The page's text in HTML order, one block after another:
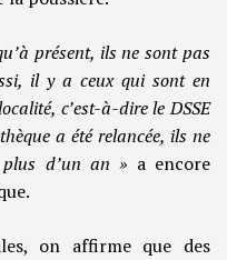
présent, ils ne sont pas
il y a ceux qui sont en
c’est-à-dire le DSSE
a été relancée, ils ne
d’un an » a encore
on affirme que des